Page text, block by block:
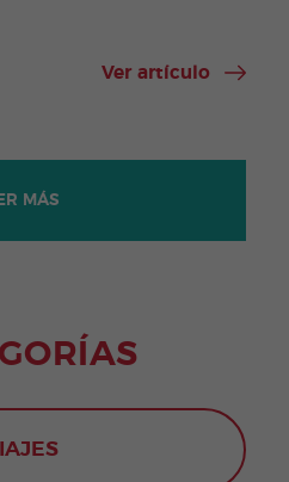
Ver artículo
MÁS